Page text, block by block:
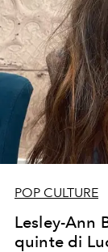
POP CULTURE
Lesley-Ann
quinte di